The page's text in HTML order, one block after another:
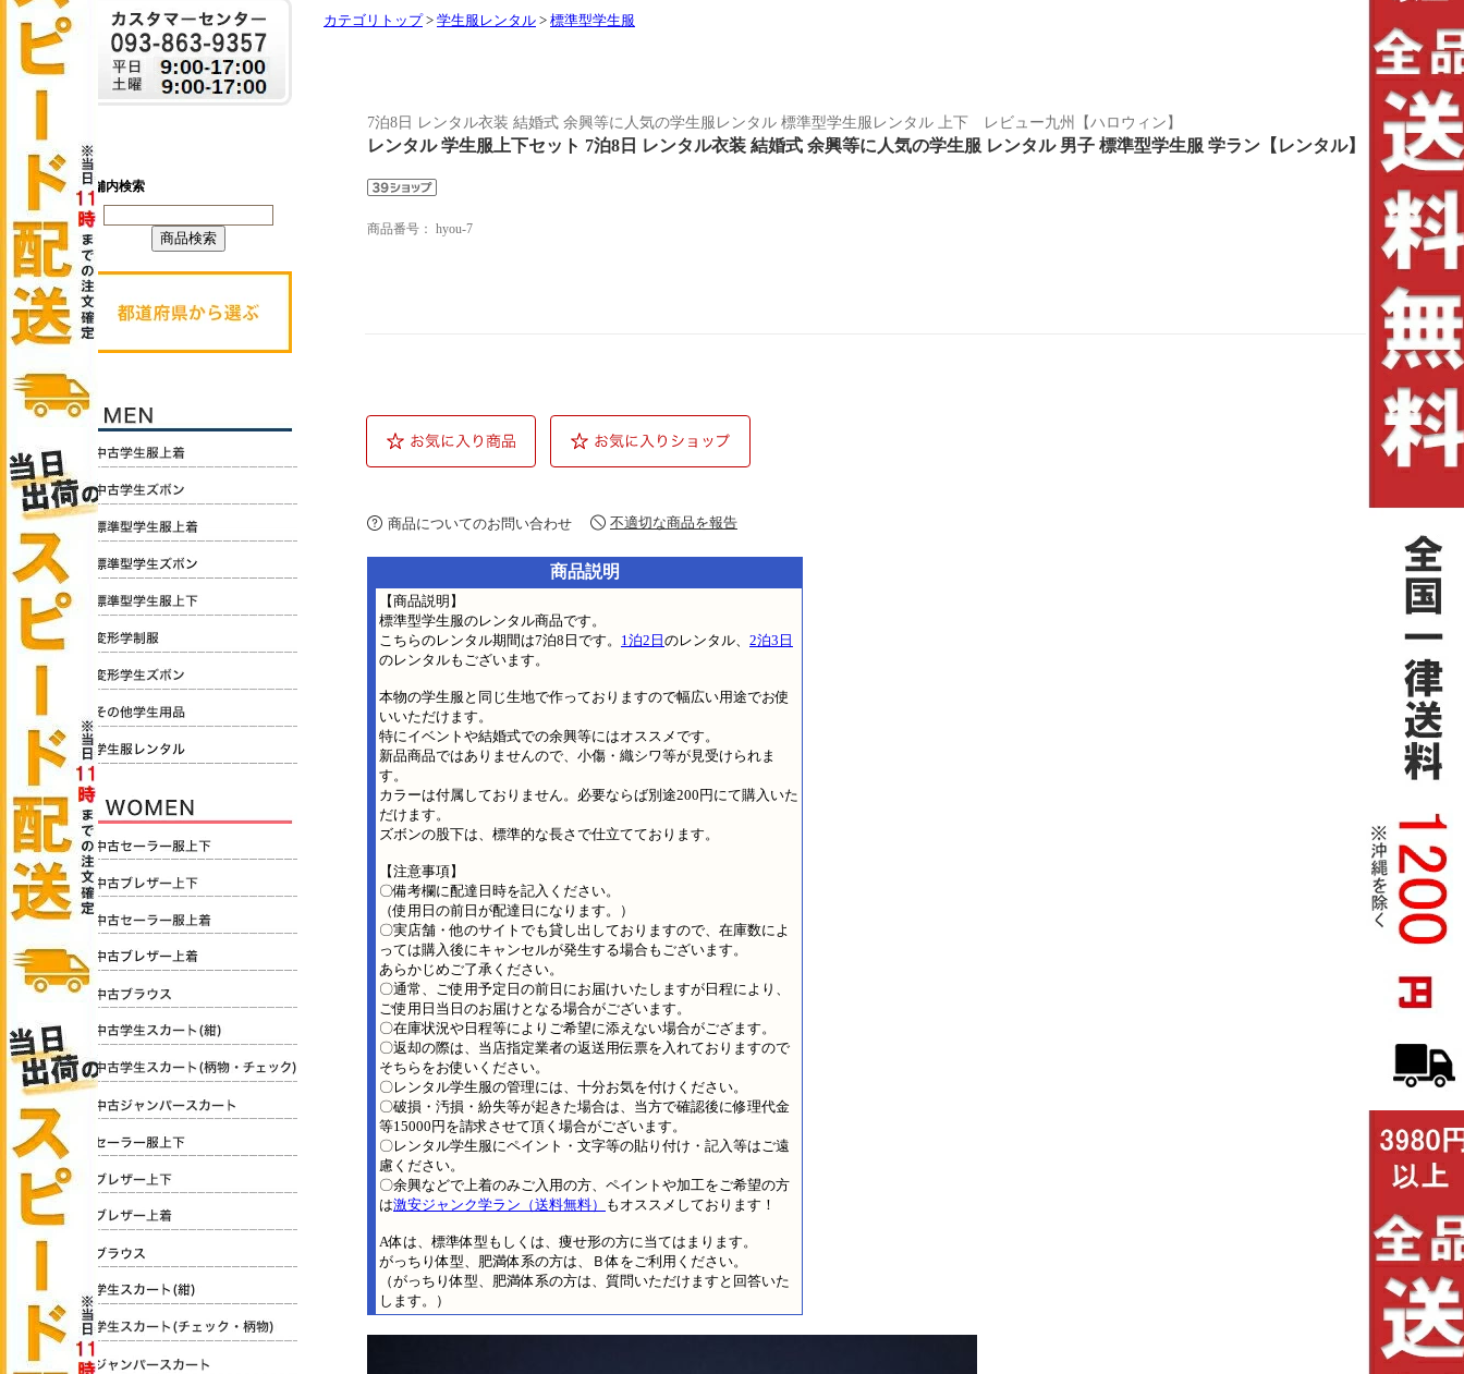
カテゴリトップ > 学生服レンタル > 標準型学生服
7泊8日 レンタル衣装 結婚式 余興等に人気の学生服レンタル 標準型学生服レンタル 上下 レビュー九州【ハロウィン】
レンタル 学生服上下セット 7泊8日 レンタル衣装 結婚式 余興等に人気の学生服 レンタル 男子 標準型学生服 学ラン【レンタル】
商品番号： hyou-7
商品についてのお問い合わせ 不適切な商品を報告
商品説明
【商品説明】
標準型学生服のレンタル商品です。
こちらのレンタル期間は7泊8日です。 1泊2日 のレンタル、 2泊3日
のレンタルもございます。
本物の学生服と同じ生地で作っておりますので幅広い用途でお使
いいただけます。
特にイベントや結婚式での余興等にはオススメです。
新品商品ではありませんので、小傷・織シワ等が見受けられま
す。
カラーは付属しておりません。必要ならば別途200円にて購入いた
だけます。
ズボンの股下は、標準的な長さで仕立てております。
【注意事項】
〇備考欄に配達日時を記入ください。
（使用日の前日が配達日になります。）
〇実店舗・他のサイトでも貸し出しておりますので、在庫数によ
っては購入後にキャンセルが発生する場合もございます。
あらかじめご了承ください。
〇通常、ご使用予定日の前日にお届けいたしますが日程により、
ご使用日当日のお届けとなる場合がございます。
〇在庫状況や日程等によりご希望に添えない場合がござます。
〇返却の際は、当店指定業者の返送用伝票を入れておりますので
そちらをお使いください。
〇レンタル学生服の管理には、十分お気を付けください。
〇破損・汚損・紛失等が起きた場合は、当方で確認後に修理代金
等15000円を請求させて頂く場合がございます。
〇レンタル学生服にペイント・文字等の貼り付け・記入等はご遠
慮ください。
〇余興などで上着のみご入用の方、ペイントや加工をご希望の方
は激安ジャンク学ラン（送料無料） もオススメしております！
A体は、標準体型もしくは、痩せ形の方に当てはまります。
がっちり体型、肥満体系の方は、Ｂ体をご利用ください。
（がっちり体型、肥満体系の方は、質問いただけますと回答いた
します。）